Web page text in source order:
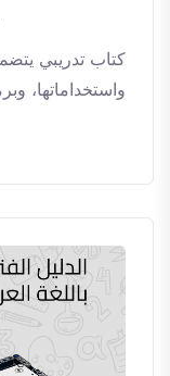
كتاب تدريبي
واستخداماتها،
التفاعلية